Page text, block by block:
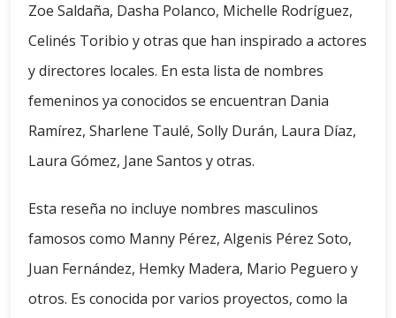
Zoe Saldaña, Dasha Polanco, Michelle Rodríguez,
Celinés Toribio y otras que han inspirado a actores
y directores locales. En esta lista de nombres
femeninos ya conocidos se encuentran Dania
Ramírez, Sharlene Taulé, Solly Durán, Laura Díaz,
Laura Gómez, Jane Santos y otras.
Esta reseña no incluye nombres masculinos
famosos como Manny Pérez, Algenis Pérez Soto,
Juan Fernández, Hemky Madera, Mario Peguero y
otros. Es conocida por varios proyectos, como la